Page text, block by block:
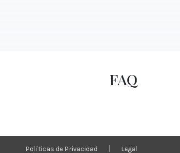
FAQ
Políticas de Privacidad Legal